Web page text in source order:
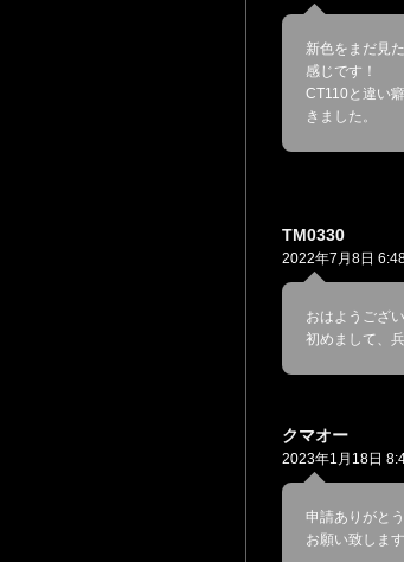
新色をまだ見
感じです！
CT110と違い
きました。
TM0330
2022年7月8日
おはようござい
初めまして、
クマオー
2023年1月18日
申請ありがと
お願い致しま